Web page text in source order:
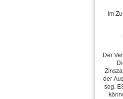
Im
Der
der
sog.